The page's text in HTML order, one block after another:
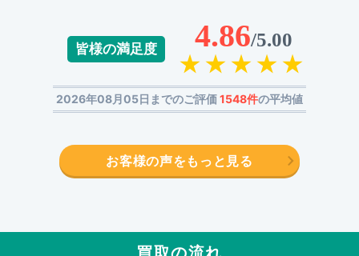
皆様の満足度 4.86/5.00
2026年08月05日までのご評価1548件の平均値
お客様の声をもっと見る